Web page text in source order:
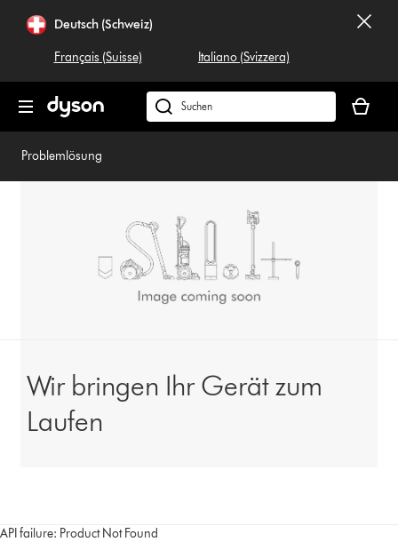
überspringenDeutsch (Schweiz)
Français (Suisse) Italiano (Svizzera)
Dyson.ch
durchsuchen
ist
Problemlösung
Wir bringen Ihr Gerät zum
Laufen
API failure: Product Not Found